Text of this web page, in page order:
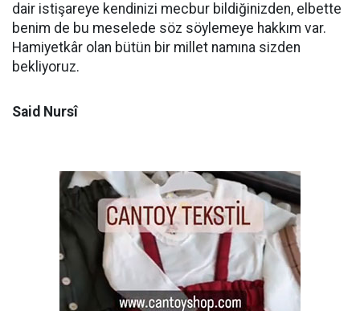
dair istişareye kendinizi mecbur bildiğinizden, elbette
benim de bu meselede söz söylemeye hakkım var.
Hamiyetkâr olan bütün bir millet namına sizden
bekliyoruz.
Said Nursî